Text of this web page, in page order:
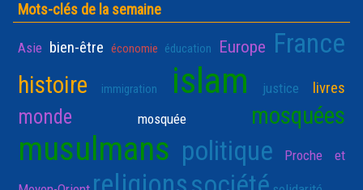
Mots-clés de la semaine
Asie bien-être économie éducation Europe France
histoire immigration islam justice livres
monde mosquée mosquées
musulmans politique Proche et